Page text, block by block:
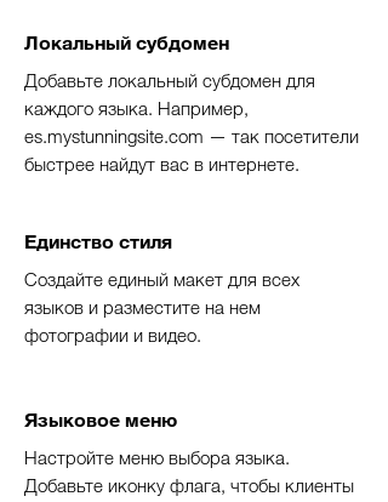
Локальный субдомен
Добавьте локальный субдомен для
каждого языка. Например,
es.mystunningsite.com — так посетители
быстрее найдут вас в интернете.
Единство стиля
Создайте единый макет для всех
языков и разместите на нем
фотографии и видео.
Языковое меню
Настройте меню выбора языка.
Добавьте иконку флага, чтобы клиенты